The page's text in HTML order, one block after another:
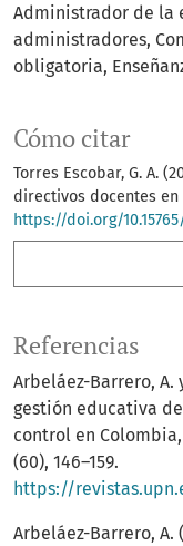
Administrador de la
administradores
obligatoria
Cómo citar
Torres Escobar, G. A.
directivos docentes
https://doi.org/
Referencias
Arbeláez-Barrero, A.
gestión educativa
control en Colombia,
(60), 146–159.
https://
Arbeláez-Barrero, A.